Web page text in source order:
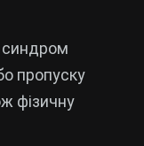
синдром
пропуску
фізичну